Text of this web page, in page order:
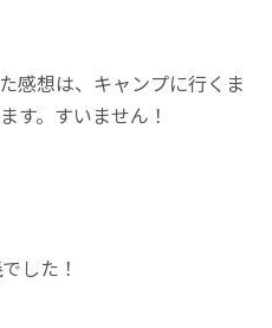
感想は、キャンプに行くま
す。すいません！
した！